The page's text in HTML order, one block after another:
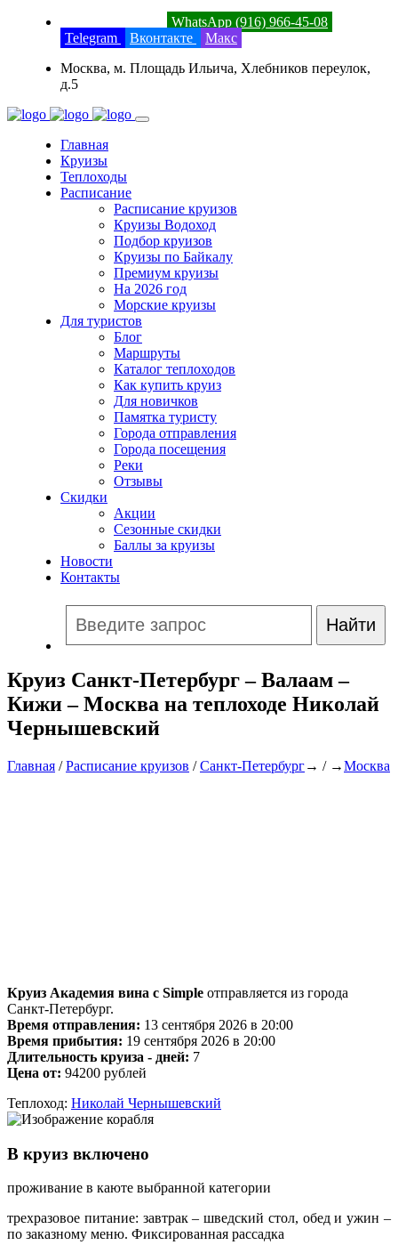
WhatsApp (916) 966-45-08
Telegram
Вконтакте
Макс
Москва, м. Площадь Ильича, Хлебников переулок,
д.5
Главная
Круизы
Теплоходы
Расписание
Расписание круизов
Круизы Водоход
Подбор круизов
Круизы по Байкалу
Премиум круизы
На 2026 год
Морские круизы
Для туристов
Блог
Маршруты
Каталог теплоходов
Как купить круиз
Для новичков
Памятка туристу
Города отправления
Города посещения
Реки
Отзывы
Скидки
Акции
Сезонные скидки
Баллы за круизы
Новости
Контакты
Круиз Санкт-Петербург – Валаам –
Кижи – Москва на теплоходе Николай
Чернышевский
Главная /Расписание круизов /Санкт-Петербург→ / →Москва
Круиз Академия вина с Simple отправляется из города
Санкт-Петербург.
Время отправления: 13 сентября 2026 в 20:00
Время прибытия: 19 сентября 2026 в 20:00
Длительность круиза - дней: 7
Цена от: 94200 рублей
Теплоход: Николай Чернышевский
В круиз включено
проживание в каюте выбранной категории
трехразовое питание: завтрак – шведский стол, обед и ужин –
по заказному меню. Фиксированная рассадка